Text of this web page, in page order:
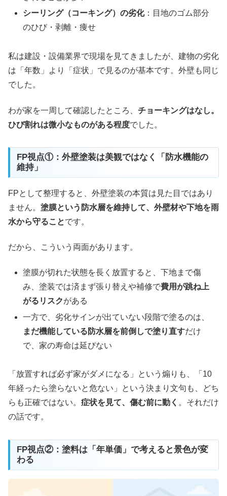
シーリング（コーキング）の劣化：目地のゴム部分
のひび・剥離・痩せ
私は建設・設備業界で現場を見てきましたが、建物の劣化
は「年数」より「症状」で見るのが基本です。外壁も同じ
でした。
わが家を一周して確認したところ、 チョーキングはなし。
ひび割れは微小なものがある程度でした。
FP視点①：外壁塗装は美観ではなく「防水機能の
維持」
FPとして整理すると、外壁塗装の本質は見た目ではあり
ません。 塗膜という防水層を維持して、外壁材や下地を雨
水から守ることです。
だから、こういう両面があります。
塗膜が切れた状態を長く放置すると、下地まで傷
み、塗装では済まず張り替えや補修で費用が跳ね上
がるリスクがある
一方で、劣化サインが出ていない段階で塗るのは、
まだ機能している防水層を前倒しで塗り直すだけ
で、家の寿命は延びない
「放置すれば必ず家がダメになる」という煽りも、「10
年経ったら塗らないと危ない」という決まり文句も、どち
らも正確ではない。 症状を見て、傷む前に動く 。それだけ
の話です。
FP視点②：塗料は「年単価」で考えると景色が変
わる